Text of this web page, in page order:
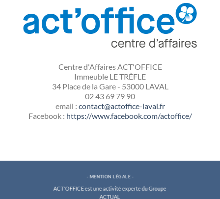
Centre d'Affaires ACT'OFFICE
Immeuble LE TRÈFLE
34 Place de la Gare - 53000 LAVAL
02 43 69 79 90
‬email : contact@actoffice-laval.fr
Facebook : https://www.facebook.com/actoffice/
- MENTION LÉGALE-
ACT'OFFICE est une activité experte duGroupe
ACTUAL